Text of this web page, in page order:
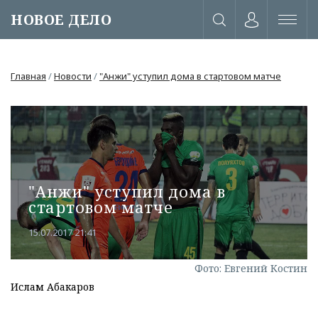
НОВОЕ ДЕЛО
Главная /Новости /"Анжи" уступил дома в стартовом матче
"Анжи" уступил дома в
стартовом матче
15.07.2017 21:41
Ислам Абакаров
Фото: Евгений Костин